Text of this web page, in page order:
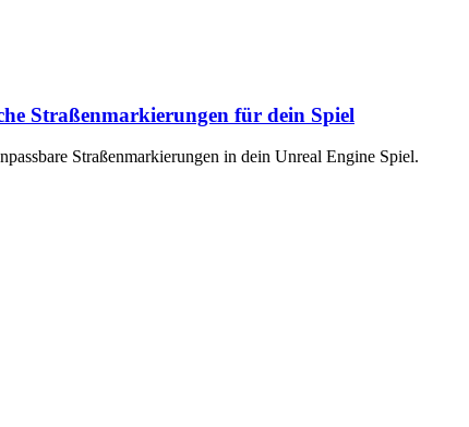
Straßenmarkierungen für dein Spiel
Straßenmarkierungen in dein Unreal Engine Spiel.